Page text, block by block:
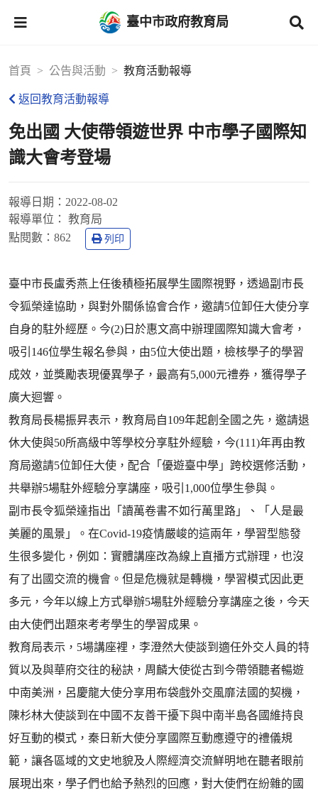
臺中市政府教育局
首頁 公告與活動 教育活動報導
返回教育活動報導
免出國 大使帶領遊世界 中市學子國際知
識大會考登場
報導日期： 2022-08-02
報導單位：
教育局
點閱數： 862 列印
臺中市長盧秀燕上任後積極拓展學生國際視野，透過副市長
令狐榮達協助，與對外關係協會合作，邀請5位卸任大使分享
自身的駐外經歷。今(2)日於惠文高中辦理國際知識大會考，
吸引146位學生報名參與，由5位大使出題，檢核學子的學習
成效，並獎勵表現優異學子，最高有5,000元禮券，獲得學子
廣大迴響。
教育局長楊振昇表示，教育局自109年起創全國之先，邀請退
休大使與50所高級中等學校分享駐外經驗，今(111)年再由教
育局邀請5位卸任大使，配合「優遊臺中學」跨校選修活動，
共舉辦5場駐外經驗分享講座，吸引1,000位學生參與。
副市長令狐榮達指出「讀萬卷書不如行萬里路」、「人是最
美麗的風景」。在Covid-19疫情嚴峻的這兩年，學習型態發
生很多變化，例如：實體講座改為線上直播方式辦理，也沒
有了出國交流的機會。但是危機就是轉機，學習模式因此更
多元，今年以線上方式舉辦5場駐外經驗分享講座之後，今天
由大使們出題來考考學生的學習成果。
教育局表示，5場講座裡，李澄然大使談到適任外交人員的特
質以及與華府交往的秘訣，周麟大使從古到今帶領聽者暢遊
中南美洲，呂慶龍大使分享用布袋戲外交風靡法國的契機，
陳杉林大使談到在中國不友善干擾下與中南半島各國維持良
好互動的模式，秦日新大使分享國際互動應遵守的禮儀規
範，讓各區域的文史地貌及人際經濟交流鮮明地在聽者眼前
展現出來，學子們也給予熱烈的回應，對大使們在紛雜的國